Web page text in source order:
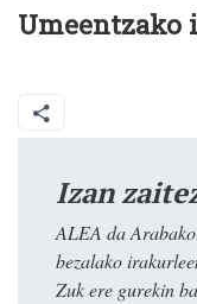
Umeentzako
Izan
ALEA da
bezalako
Zuk ere gurekin